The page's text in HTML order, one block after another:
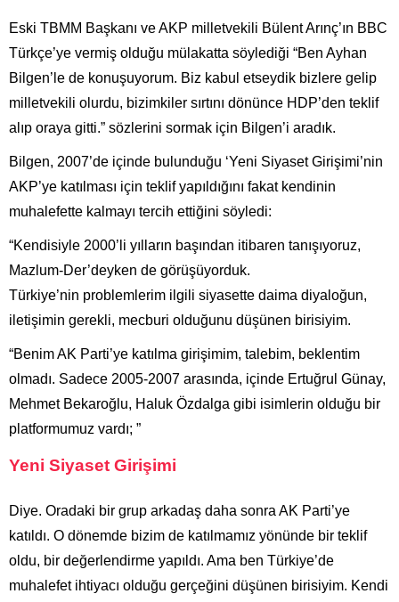
Eski TBMM Başkanı ve AKP milletvekili Bülent Arınç’ın BBC
Türkçe’ye vermiş olduğu mülakatta söylediği “Ben Ayhan
Bilgen’le de konuşuyorum. Biz kabul etseydik bizlere gelip
milletvekili olurdu, bizimkiler sırtını dönünce HDP’den teklif
alıp oraya gitti.” sözlerini sormak için Bilgen’i aradık.
Bilgen, 2007’de içinde bulunduğu ‘Yeni Siyaset Girişimi’nin
AKP’ye katılması için teklif yapıldığını fakat kendinin
muhalefette kalmayı tercih ettiğini söyledi:
“Kendisiyle 2000’li yılların başından itibaren tanışıyoruz,
Mazlum-Der’deyken de görüşüyorduk.
Türkiye’nin problemlerim ilgili siyasette daima diyaloğun,
iletişimin gerekli, mecburi olduğunu düşünen birisiyim.
“Benim AK Parti’ye katılma girişimim, talebim, beklentim
olmadı. Sadece 2005-2007 arasında, içinde Ertuğrul Günay,
Mehmet Bekaroğlu, Haluk Özdalga gibi isimlerin olduğu bir
platformumuz vardı; ”
Yeni Siyaset Girişimi
Diye. Oradaki bir grup arkadaş daha sonra AK Parti’ye
katıldı. O dönemde bizim de katılmamız yönünde bir teklif
oldu, bir değerlendirme yapıldı. Ama ben Türkiye’de
muhalefet ihtiyacı olduğu gerçeğini düşünen birisiyim. Kendi